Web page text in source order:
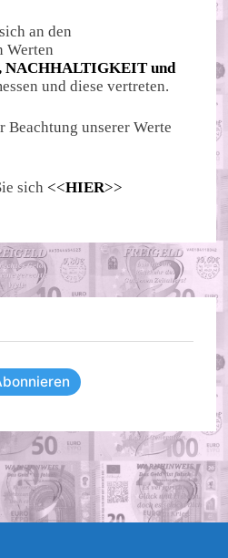
an den
Werten
und
und diese vertreten.
Beachtung unserer Werte
sich <<HIER>>